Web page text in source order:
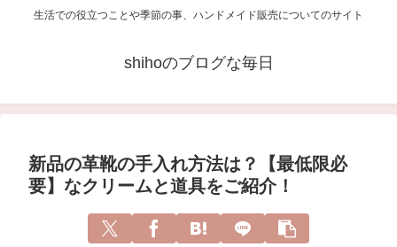
生活での役立つことや季節の事、ハンドメイド販売についてのサイト
shihoのブログな毎日
新品の革靴の手入れ方法は？【最低限必
要】なクリームと道具をご紹介！